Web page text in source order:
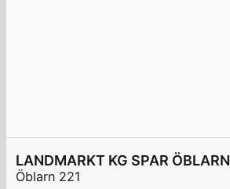
LANDMARKT KG SPAR ÖBLARN
Öblarn 221